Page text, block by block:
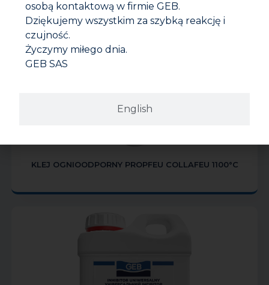
KLEJ OGNIOODPORNY PROPFEU COLLAFEU 1100°C
English
osobą kontaktową w firmie GEB.
Dziękujemy wszystkim za szybką reakcję i
czujność.
Życzymy miłego dnia.
GEB SAS